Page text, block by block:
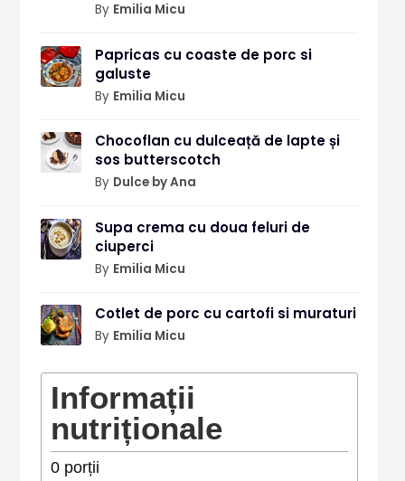
By Emilia Micu
Papricas cu coaste de porc si
galuste
By Emilia Micu
Chocoflan cu dulceață de lapte și
sos butterscotch
By Dulce by Ana
Supa crema cu doua feluri de
ciuperci
By Emilia Micu
Cotlet de porc cu cartofi si muraturi
By Emilia Micu
Informații
nutriționale
0porții